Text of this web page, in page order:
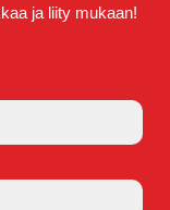
ja liity mukaan!